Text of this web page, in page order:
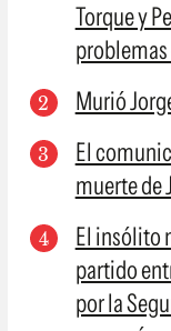
Torque y
Murió
El
muerte de
El insólito
partido
por la